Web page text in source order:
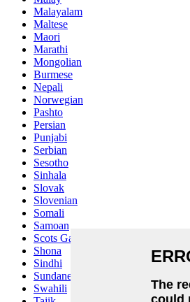
Malayalam
Maltese
Maori
Marathi
Mongolian
Burmese
Nepali
Norwegian
Pashto
Persian
Punjabi
Serbian
Sesotho
Sinhala
Slovak
Slovenian
Somali
Samoan
Scots Gaelic
Shona
Sindhi
Sundanese
Swahili